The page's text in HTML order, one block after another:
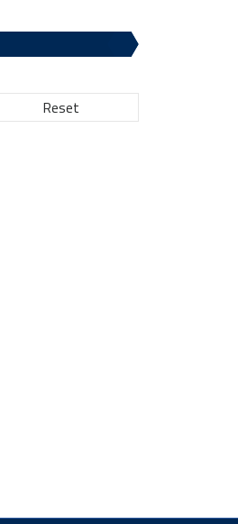
Reset